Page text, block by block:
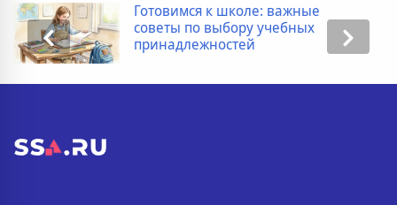
Готовимся к школе: важные
советы по выбору учебных
принадлежностей